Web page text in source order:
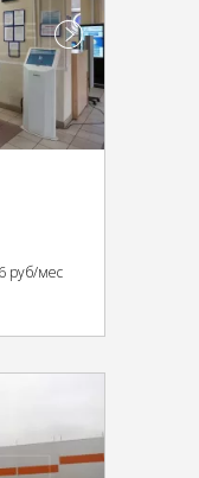
руб/мес